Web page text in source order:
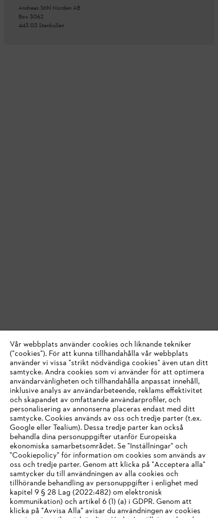
Andreas Stihl Norden AB
Box 3062
443 03 Stenkullen
IHR BROWSER WIRD NICHT
UNTERSTÜTZT
Vår webbplats använder cookies och liknande tekniker
("cookies"). För att kunna tillhandahålla vår webbplats
använder vi vissa "strikt nödvändiga cookies" även utan ditt
samtycke. Andra cookies som vi använder för att optimera
användarvänligheten och tillhandahålla anpassat innehåll,
inklusive analys av användarbeteende, reklams effektivitet
och skapandet av omfattande användarprofiler, och
personalisering av annonserna placeras endast med ditt
samtycke. Cookies används av oss och tredje parter (t.ex.
Google eller Tealium). Dessa tredje parter kan också
behandla dina personuppgifter utanför Europeiska
ekonomiska samarbetsområdet. Se "Inställningar" och
"Cookiepolicy" för information om cookies som används av
oss och tredje parter. Genom att klicka på "Acceptera alla"
samtycker du till användningen av alla cookies och
tillhörande behandling av personuppgifter i enlighet med
kapitel 9 § 28 Lag (2022:482) om elektronisk
kommunikation) och artikel 6 (1) (a) i GDPR. Genom att
klicka på "Avvisa Alla" avisar du användningen av cookies